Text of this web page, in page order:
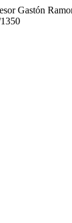
Gastón